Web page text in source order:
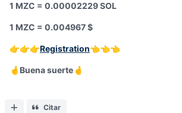
1 MZC = 0.00002229 SOL
1 MZC = 0.004967 $
👉👉👉Registration👈👈👈
🤞 Buena suerte 🤞
Citar